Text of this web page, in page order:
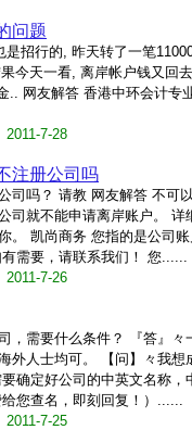
问题
招行的, 昨天转了一笔
今天一看, 离岸帐户钱又回
.. 网友解答 香港中环会计专
7-28
注册公司吗
司吗？ 请教 网友解答 不可
司就不能申请离岸账户。 详
。 凯尚商务 您指的是公司
需要，请联系我们！ 您......
7-26
，需要什么条件？ 『答』々
外人士均可。 【问】々我想
确定好公司的中英文名称，
您查名，即刻回复！）......
7-25